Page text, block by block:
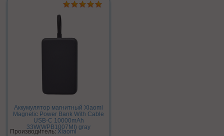
Аккумулятор магнитный Xiaomi
Magnetic Power Bank With Cable
USB-C 10000mAh
33W(WPB1007MI) gray
Производитель:Xiaomi